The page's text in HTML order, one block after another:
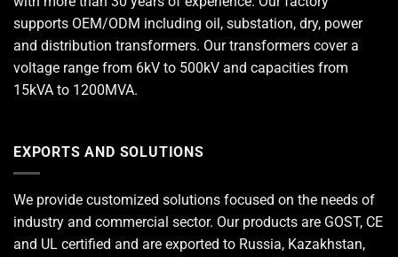
supports OEM/ODM including oil, substation, dry, power
and distribution transformers. Our transformers cover a
voltage range from 6kV to 500kV and capacities from
15kVA to 1200MVA.
EXPORTS AND SOLUTIONS
We provide customized solutions focused on the needs of
industry and commercial sector. Our products are GOST, CE
and UL certified and are exported to Russia, Kazakhstan,